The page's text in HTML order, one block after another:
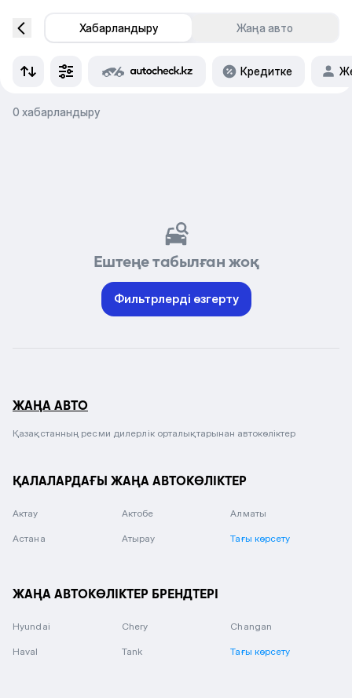
Хабарландыру Жаңа авто
Кредитке
0 хабарландыру
Ештеңе табылған жоқ
Фильтрлерді өзгерту
ЖАҢА АВТО
Қазақстанның ресми дилерлік орталықтарынан автокөліктер
ҚАЛАЛАРДАҒЫ ЖАҢА АВТОКӨЛІКТЕР
Актау Актобе Алматы
Астана Атырау Тағы көрсету
ЖАҢА АВТОКӨЛІКТЕР БРЕНДТЕРІ
Hyundai Chery Changan
Haval Tank Тағы көрсету